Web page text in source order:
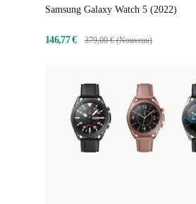
Samsung Galaxy Watch 5 (2022)
146,77 € 379,00 € (Nouveau)